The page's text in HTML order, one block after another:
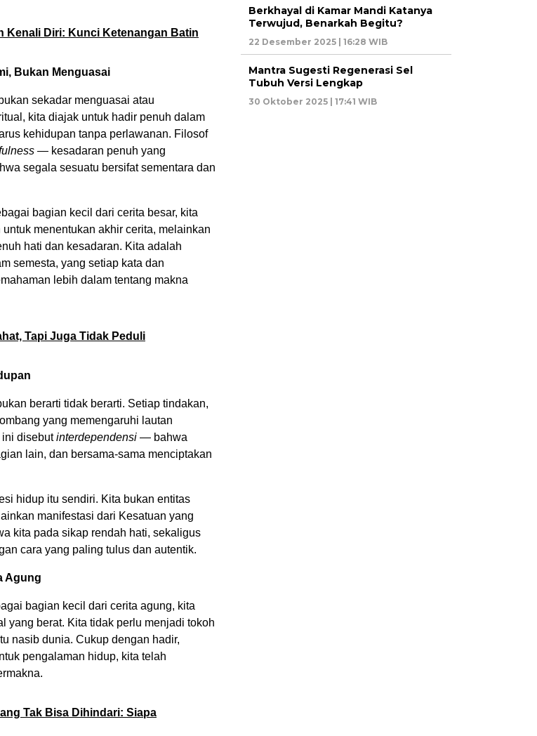
Kenali Diri: Kunci Ketenangan Batin
Bukan Menguasai
sekadar menguasai atau
kita diajak untuk hadir penuh dalam
kehidupan tanpa perlawanan. Filosof
— kesadaran penuh yang
segala sesuatu bersifat sementara dan
bagian kecil dari cerita besar, kita
menentukan akhir cerita, melainkan
hati dan kesadaran. Kita adalah
semesta, yang setiap kata dan
lebih dalam tentang makna
Tapi Juga Tidak Peduli
berarti tidak berarti. Setiap tindakan,
yang memengaruhi lautan
ini disebutinterdependensi — bahwa
lain, dan bersama-sama menciptakan
hidup itu sendiri. Kita bukan entitas
manifestasi dari Kesatuan yang
kita pada sikap rendah hati, sekaligus
cara yang paling tulus dan autentik.
Agung
bagian kecil dari cerita agung, kita
yang berat. Kita tidak perlu menjadi tokoh
nasib dunia. Cukup dengan hadir,
pengalaman hidup, kita telah
Tak Bisa Dihindari: Siapa
Berkhayal di Kamar Mandi Katanya
Terwujud, Benarkah Begitu?
22 Desember 2025 | 16:28 WIB
Mantra Sugesti Regenerasi Sel
Tubuh Versi Lengkap
30 Oktober 2025 | 17:41 WIB